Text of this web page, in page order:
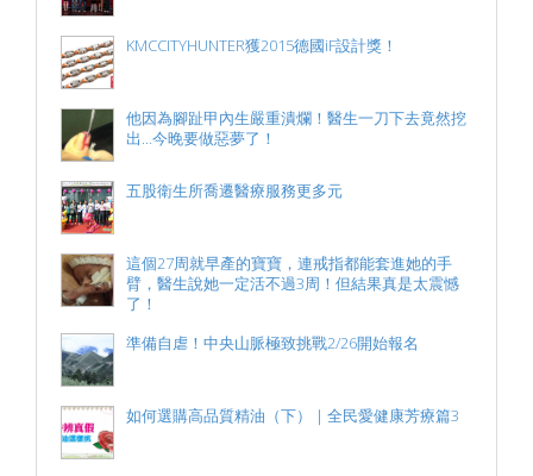
KMCCITYHUNTER獲2015德國iF設計獎！
他因為腳趾甲內生嚴重潰爛！醫生一刀下去竟然挖
出...今晚要做惡夢了！
五股衛生所喬遷醫療服務更多元
這個27周就早產的寶寶，連戒指都能套進她的手
臂，醫生說她一定活不過3周！但結果真是太震憾
了！
準備自虐！中央山脈極致挑戰2/26開始報名
如何選購高品質精油（下）｜全民愛健康芳療篇3